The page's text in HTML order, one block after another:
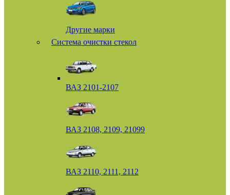
Другие марки
Система очистки стекол
ВАЗ 2101-2107
ВАЗ 2108, 2109, 21099
ВАЗ 2110, 2111, 2112